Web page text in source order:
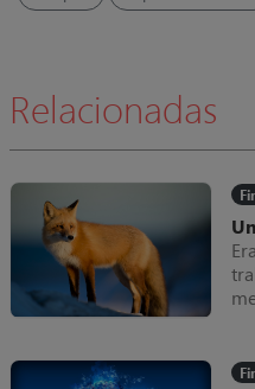
Relacionadas